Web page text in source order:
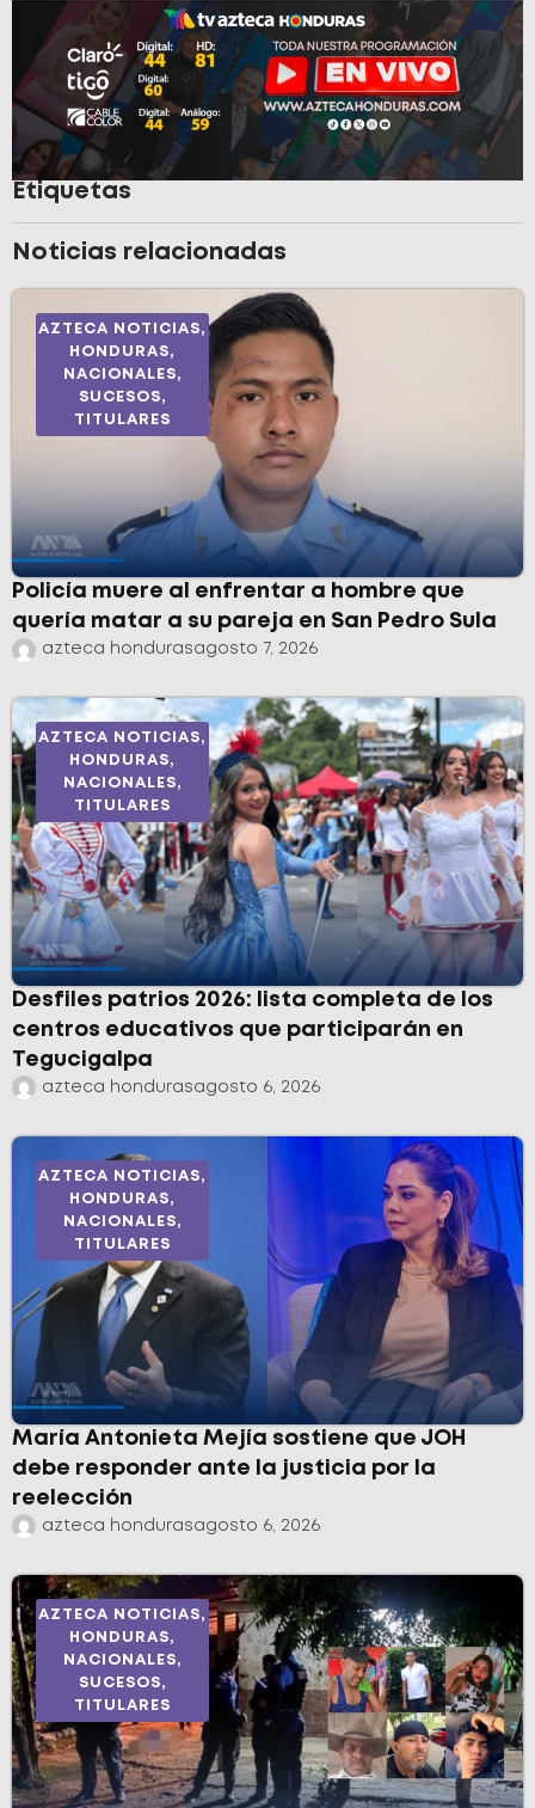
Etiquetas
Noticias relacionadas
AZTECA NOTICIAS,
HONDURAS,
NACIONALES,
SUCESOS,
TITULARES
Policía muere al enfrentar a hombre que
quería matar a su pareja en San Pedro Sula
azteca hondurasagosto 7, 2026
AZTECA NOTICIAS,
HONDURAS,
NACIONALES,
TITULARES
Desfiles patrios 2026: lista completa de los
centros educativos que participarán en
Tegucigalpa
azteca hondurasagosto 6, 2026
AZTECA NOTICIAS,
HONDURAS,
NACIONALES,
TITULARES
María Antonieta Mejía sostiene que JOH
debe responder ante la justicia por la
reelección
azteca hondurasagosto 6, 2026
AZTECA NOTICIAS,
HONDURAS,
NACIONALES,
SUCESOS,
TITULARES